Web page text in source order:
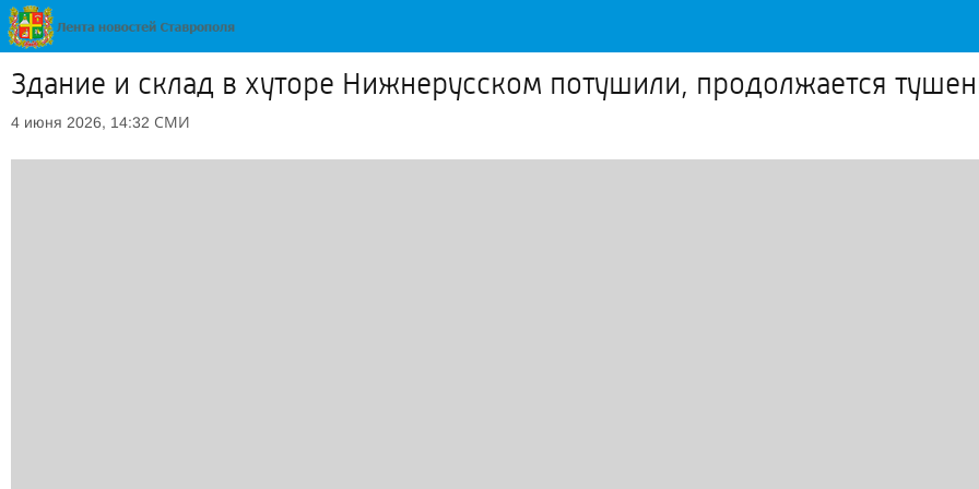
Здание и склад в хуторе Нижнерусском потушили, продолжается
4 июня 2026, 14:32 СМИ